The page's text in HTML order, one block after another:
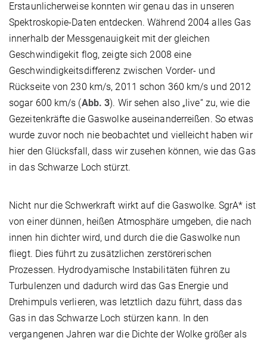
Erstaunlicherweise konnten wir genau das in unseren
Spektroskopie-Daten entdecken. Während 2004 alles Gas
innerhalb der Messgenauigkeit mit der gleichen
Geschwindigekit flog, zeigte sich 2008 eine
Geschwindigkeitsdifferenz zwischen Vorder- und
Rückseite von 230 km/s, 2011 schon 360 km/s und 2012
sogar 600 km/s (Abb. 3). Wir sehen also „live“ zu, wie die
Gezeitenkräfte die Gaswolke auseinanderreißen. So etwas
wurde zuvor noch nie beobachtet und vielleicht haben wir
hier den Glücksfall, dass wir zusehen können, wie das Gas
in das Schwarze Loch stürzt.
Nicht nur die Schwerkraft wirkt auf die Gaswolke. SgrA* ist
von einer dünnen, heißen Atmosphäre umgeben, die nach
innen hin dichter wird, und durch die die Gaswolke nun
fliegt. Dies führt zu zusätzlichen zerstörerischen
Prozessen. Hydrodyamische Instabilitäten führen zu
Turbulenzen und dadurch wird das Gas Energie und
Drehimpuls verlieren, was letztlich dazu führt, dass das
Gas in das Schwarze Loch stürzen kann. In den
vergangenen Jahren war die Dichte der Wolke größer als